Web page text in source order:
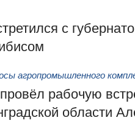
с
агропромышленного
рабочую
области